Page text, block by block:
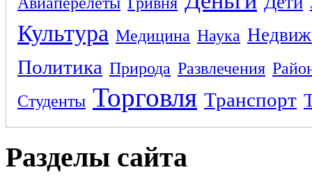
Культура Медицина Наука
Политика Природа Развлечения
Студенты Торговля Транспорт
Разделы сайта